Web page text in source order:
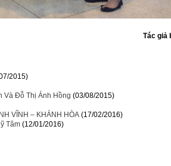
Tác giả
2015)
Và Đỗ Thị Ánh Hồng (03/08/2015)
VĨNH – KHÁNH HÒA (17/02/2016)
Tâm (12/01/2016)